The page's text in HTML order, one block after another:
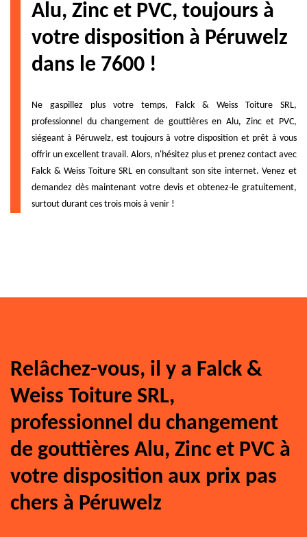
Alu, Zinc et PVC, toujours à
votre disposition à Péruwelz
dans le 7600 !
Ne gaspillez plus votre temps, Falck & Weiss Toiture SRL,
professionnel du changement de gouttières en Alu, Zinc et PVC,
siégeant à Péruwelz, est toujours à votre disposition et prêt à vous
offrir un excellent travail. Alors, n'hésitez plus et prenez contact avec
Falck & Weiss Toiture SRL en consultant son site internet. Venez et
demandez dès maintenant votre devis et obtenez-le gratuitement,
surtout durant ces trois mois à venir !
Relâchez-vous, il y a Falck &
Weiss Toiture SRL,
professionnel du changement
de gouttières Alu, Zinc et PVC à
votre disposition aux prix pas
chers à Péruwelz